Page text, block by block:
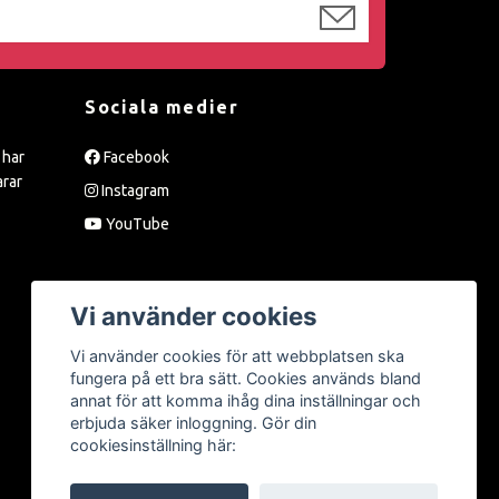
Sociala medier
Facebook
Instagram
YouTube
Vi använder cookies
Vi använder cookies för att webbplatsen ska
fungera på ett bra sätt. Cookies används bland
annat för att komma ihåg dina inställningar och
erbjuda säker inloggning. Gör din
cookiesinställning här: